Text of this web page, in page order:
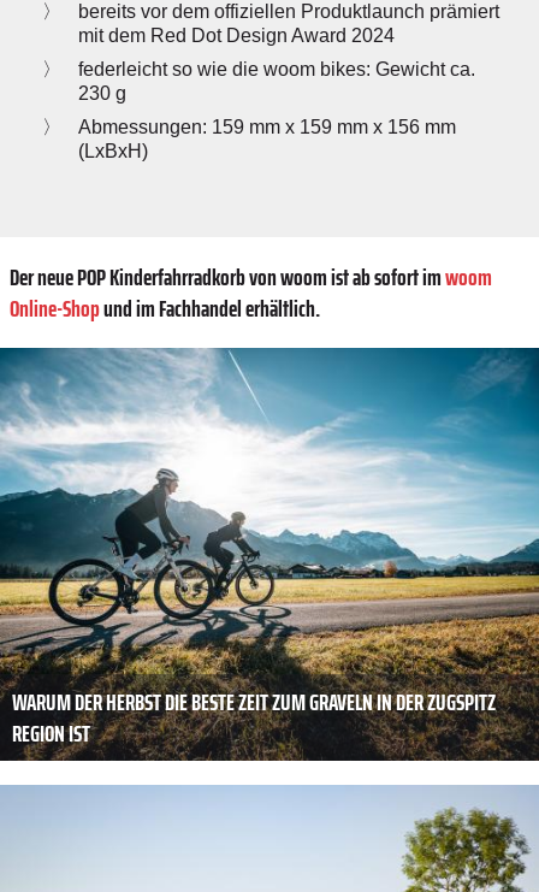
bereits vor dem offiziellen Produktlaunch prämiert
mit dem Red Dot Design Award 2024
federleicht so wie die woom bikes: Gewicht ca.
230 g
Abmessungen: 159 mm x 159 mm x 156 mm
(LxBxH)
Der neue POP Kinderfahrradkorb von woom ist ab sofort imwoom
Online-Shopund im Fachhandel erhältlich.
WARUM DER HERBST DIE BESTE ZEIT ZUM GRAVELN IN DER ZUGSPITZ
REGION IST